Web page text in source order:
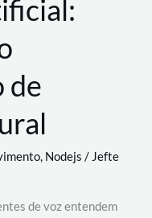
de
, Nodejs / Jefte
de voz entendem